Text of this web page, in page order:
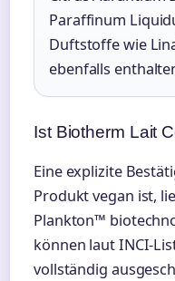
Paraffinum
Duftstoffe wie
ebenfalls
Ist Biotherm Lait
Eine explizite
Produkt vegan ist,
Plankton™
können laut INCI-
vollständig